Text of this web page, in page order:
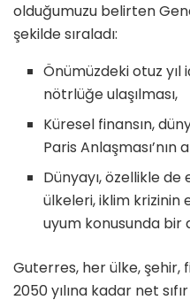
olduğumuzu belirten
şekilde sıraladı:
Önümüzdeki otuz
nötrlüğe ulaşılması,
Küresel finansın,
Paris Anlaşması’nın
Dünyayı, özellikle de
ülkeleri, iklim
uyum konusunda bir
Guterres, her ülke, şehir,
2050 yılına kadar net